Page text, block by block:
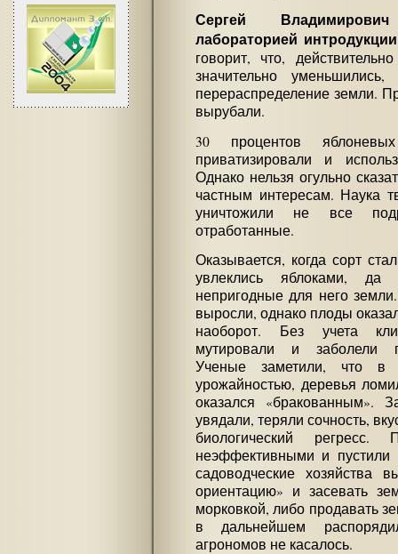
Сергей
лабораторией
говорит, что,
значительно
перераспределение земли.
вырубали.
30 процентов
приватизировали и
Однако нельзя огульно
частным интересам. Наука
уничтожили не все
отработанные.
Оказывается, когда сорт
увлеклись яблоками, да
непригодные для него
выросли, однако плоды
наоборот. Без учета
мутировали и заболели
Ученые заметили, что в
урожайностью, деревья
оказался «бракованным».
увядали, теряли сочность,
биологический
неэффективными и пустили
садоводческие хозяйства
ориентацию» и засевать
морковкой, либо продавать
в дальнейшем
агрономов не касалось.